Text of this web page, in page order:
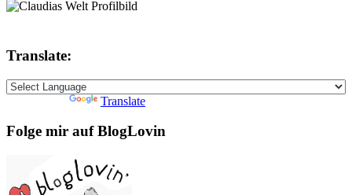
Translate:
Translate
Folge mir auf BlogLovin